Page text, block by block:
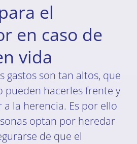
el
en caso de
vida
gastos son tan altos, que
pueden hacerles frente y
la herencia. Es por ello
optan por heredar
de que el